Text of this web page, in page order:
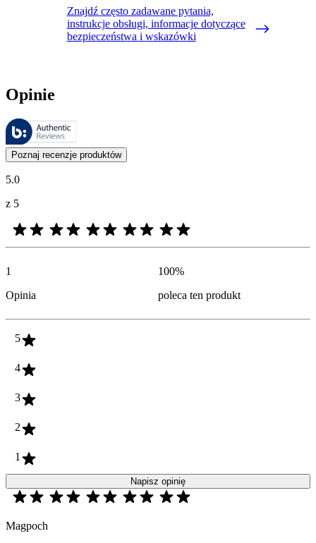
Znajdź często zadawane pytania,
instrukcje obsługi, informacje dotyczące
bezpieczeństwa i wskazówki
Opinie
Recenzje są zarządzane przez Bazaarvoice i są zgodne z polityką
Opinie klientów w postaci ocen produktów i gwiazdek są przydatne
Poznaj recenzje produktów
5.0
z 5
1
Opinia
100%
poleca ten produkt
5
4
3
2
1
Napisz opinię
Magpoch